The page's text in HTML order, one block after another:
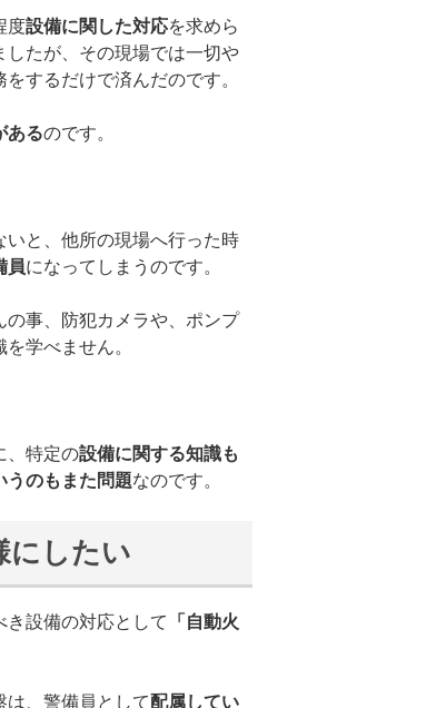
度設備に関した対応を求めら
たが、その現場では一切や
するだけで済んだのです。
あるのです。
いと、他所の現場へ行った時
員になってしまうのです。
事、防犯カメラや、ポンプ
学べません。
、特定の設備に関する知識も
うのもまた問題なのです。
にしたい
設備の対応として
「自動火
は、警備員として配属してい